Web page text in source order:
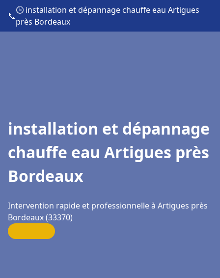
📞
🕒 installation et dépannage chauffe eau Artigues
près Bordeaux
installation et dépannage
chauffe eau Artigues près
Bordeaux
Intervention rapide et professionnelle à Artigues près
Bordeaux (33370)